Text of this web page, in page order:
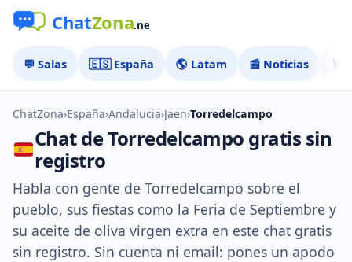
💬 Salas 🇪🇸 España 🌎 Latam 📰 Noticias 🏅
ChatZona›España›Andalucia›Jaen›Torredelcampo
Chat de Torredelcampo gratis sin
registro
Habla con gente de Torredelcampo sobre el
pueblo, sus fiestas como la Feria de Septiembre y
su aceite de oliva virgen extra en este chat gratis
sin registro. Sin cuenta ni email: pones un apodo